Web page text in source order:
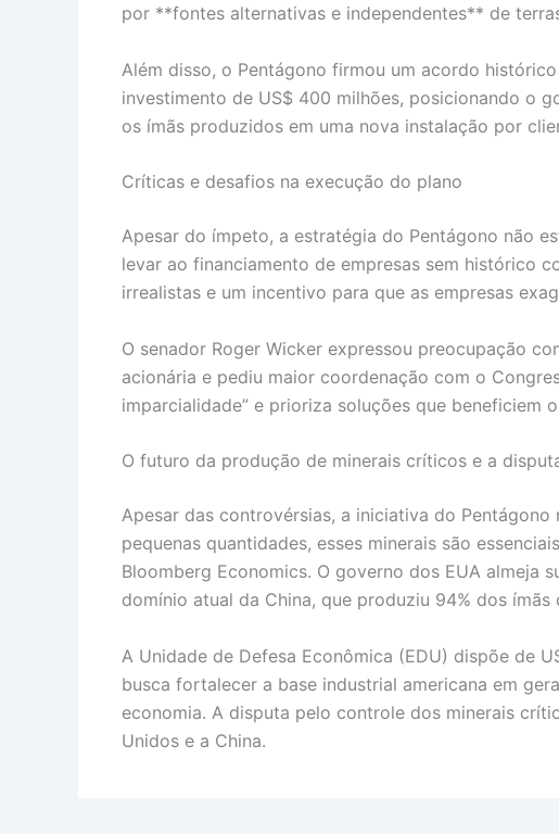
por **fontes alternativas e independentes** de
Além disso, o Pentágono firmou um acordo
investimento de US$ 400 milhões, posicionando o
os ímãs produzidos em uma nova instalação por
Críticas e desafios na execução do plano
Apesar do ímpeto, a estratégia do Pentágono não
levar ao financiamento de empresas sem histórico
irrealistas e um incentivo para que as empresas
O senador Roger Wicker expressou preocupação
acionária e pediu maior coordenação com o
imparcialidade” e prioriza soluções que
O futuro da produção de minerais críticos e a
Apesar das controvérsias, a iniciativa do
pequenas quantidades, esses minerais são
Bloomberg Economics. O governo dos EUA almeja
domínio atual da China, que produziu 94% dos ímãs
A Unidade de Defesa Econômica (EDU) dispõe de
busca fortalecer a base industrial americana em
economia. A disputa pelo controle dos minerais
Unidos e a China.